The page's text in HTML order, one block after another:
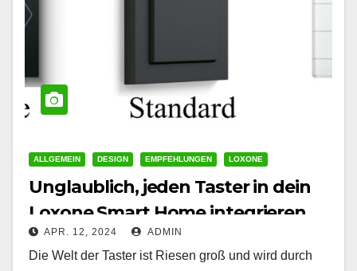
ALLGEMEIN DESIGN EMPFEHLUNGEN LOXONE
Unglaublich, jeden Taster in dein
Loxone Smart Home integrieren
APR. 12, 2024 ADMIN
Die Welt der Taster ist Riesen groß und wird durch